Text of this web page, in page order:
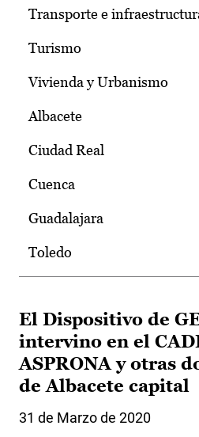
Transporte e
Turismo
Vivienda y Urbanismo
Albacete
Ciudad Real
Cuenca
Guadalajara
Toledo
El Dispositivo de
intervino en el
ASPRONA y otras
de Albacete capital
31 de Marzo de 2020